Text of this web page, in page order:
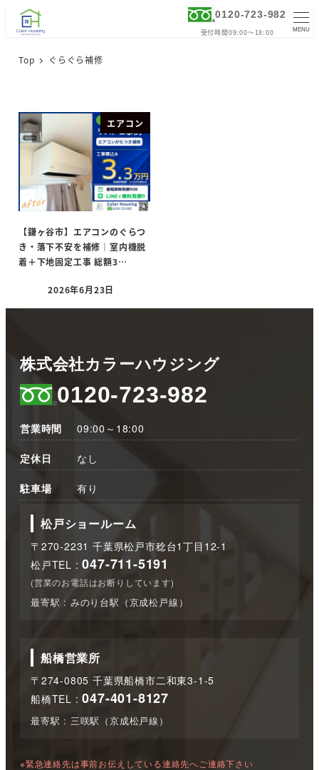
0120-723-982
受付時間09:00～18:00 MENU
Top ぐらぐら補修
エアコン
【鎌ヶ谷市】エアコンのぐらつ
き・落下不安を補修｜室内機脱
着＋下地固定工事 総額3…
2026年6月23日
株式会社カラーハウジング
0120-723-982
営業時間 09:00～18:00
定休日 なし
駐車場 有り
松戸ショールーム
〒270-2231 千葉県松戸市稔台1丁目12-1
松戸TEL :047-711-5191
(営業のお電話はお断りしています)
最寄駅 : みのり台駅（京成松戸線）
船橋営業所
〒274-0805 千葉県船橋市二和東3-1-5
船橋TEL :047-401-8127
最寄駅 : 三咲駅（京成松戸線）
※緊急連絡先は事前お伝えしている連絡先へご連絡下さい